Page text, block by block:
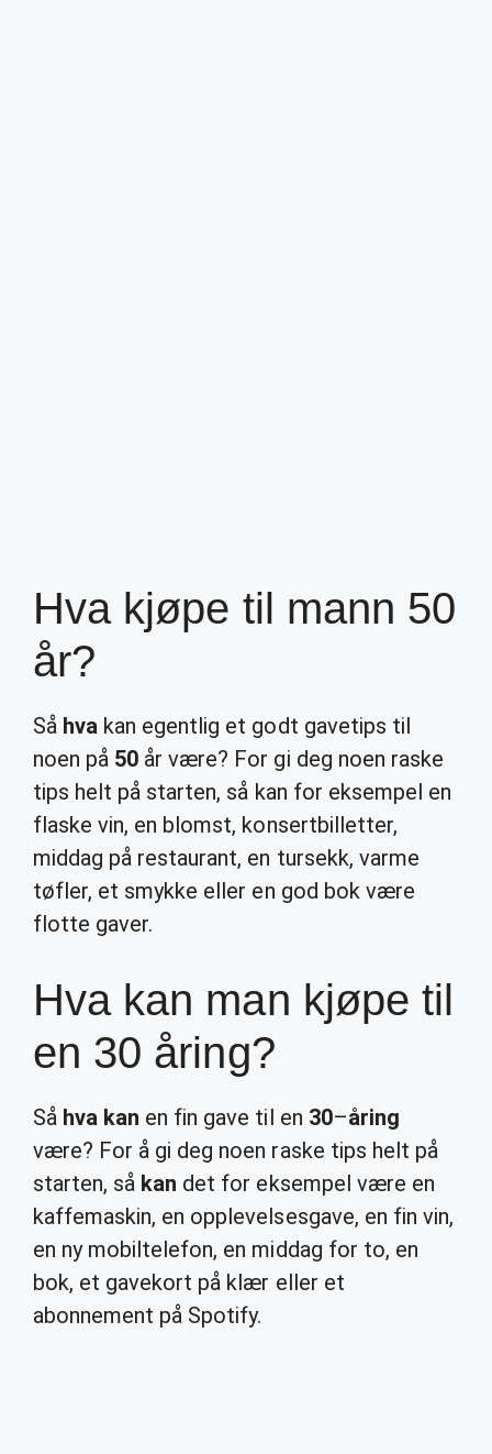
Hva kjøpe til mann 50
år?
Så hva kan egentlig et godt gavetips til
noen på 50 år være? For gi deg noen raske
tips helt på starten, så kan for eksempel en
flaske vin, en blomst, konsertbilletter,
middag på restaurant, en tursekk, varme
tøfler, et smykke eller en god bok være
flotte gaver.
Hva kan man kjøpe til
en 30 åring?
Så hva kan en fin gave til en 30–åring
være? For å gi deg noen raske tips helt på
starten, så kan det for eksempel være en
kaffemaskin, en opplevelsesgave, en fin vin,
en ny mobiltelefon, en middag for to, en
bok, et gavekort på klær eller et
abonnement på Spotify.